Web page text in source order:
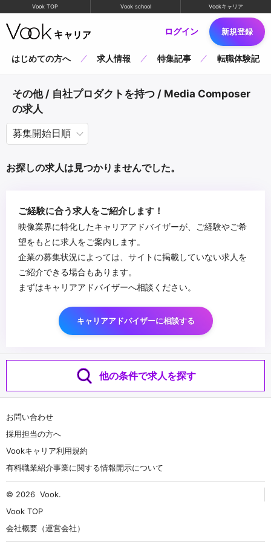
Vook TOP Vook school Vookキャリア
ログイン 新規登録
はじめての方へ 求人情報 特集記事 転職体験記
その他 / 自社プロダクトを持つ / Media Composer
の求人
お探しの求人は見つかりませんでした。
ご経験に合う求人をご紹介します！
映像業界に特化したキャリアアドバイザーが、ご経験やご希
望をもとに求人をご案内します。
企業の募集状況によっては、サイトに掲載していない求人を
ご紹介できる場合もあります。
まずはキャリアアドバイザーへ相談ください。
キャリアアドバイザーに相談する
他の条件で求人を探す
お問い合わせ
採用担当の方へ
Vookキャリア利用規約
有料職業紹介事業に関する情報開示について
© 2026 Vook.
Vook TOP
会社概要（運営会社）